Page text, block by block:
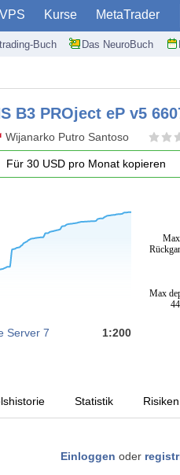
VPS Kurse MetaTrader
Buch Das NeuroBuch
B3 PROject eP v5
Wijanarko Putro Santoso
Für 30 USD pro Monat kopieren
Server 7 1:200
Max
Statistik Risiken
Einloggen oder